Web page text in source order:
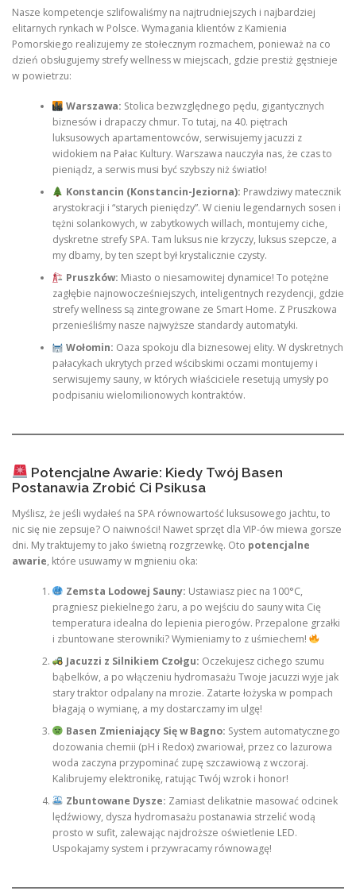
Nasze kompetencje szlifowaliśmy na najtrudniejszych i najbardziej
elitarnych rynkach w Polsce. Wymagania klientów z Kamienia
Pomorskiego realizujemy ze stołecznym rozmachem, ponieważ na co
dzień obsługujemy strefy wellness w miejscach, gdzie prestiż gęstnieje
w powietrzu:
Warszawa: Stolica bezwzględnego pędu, gigantycznych
biznesów i drapaczy chmur. To tutaj, na 40. piętrach
luksusowych apartamentowców, serwisujemy jacuzzi z
widokiem na Pałac Kultury. Warszawa nauczyła nas, że czas to
pieniądz, a serwis musi być szybszy niż światło!
Konstancin (Konstancin-Jeziorna): Prawdziwy matecznik
arystokracji i “starych pieniędzy”. W cieniu legendarnych sosen i
tężni solankowych, w zabytkowych willach, montujemy ciche,
dyskretne strefy SPA. Tam luksus nie krzyczy, luksus szepcze, a
my dbamy, by ten szept był krystalicznie czysty.
Pruszków: Miasto o niesamowitej dynamice! To potężne
zagłębie najnowocześniejszych, inteligentnych rezydencji, gdzie
strefy wellness są zintegrowane ze Smart Home. Z Pruszkowa
przenieśliśmy nasze najwyższe standardy automatyki.
Wołomin: Oaza spokoju dla biznesowej elity. W dyskretnych
pałacykach ukrytych przed wścibskimi oczami montujemy i
serwisujemy sauny, w których właściciele resetują umysły po
podpisaniu wielomilionowych kontraktów.
Potencjalne Awarie: Kiedy Twój Basen
Postanawia Zrobić Ci Psikusa
Myślisz, że jeśli wydałeś na SPA równowartość luksusowego jachtu, to
nic się nie zepsuje? O naiwności! Nawet sprzęt dla VIP-ów miewa gorsze
dni. My traktujemy to jako świetną rozgrzewkę. Oto potencjalne
awarie, które usuwamy w mgnieniu oka:
Zemsta Lodowej Sauny: Ustawiasz piec na 100°C,
pragniesz piekielnego żaru, a po wejściu do sauny wita Cię
temperatura idealna do lepienia pierogów. Przepalone grzałki
i zbuntowane sterowniki? Wymieniamy to z uśmiechem!
Jacuzzi z Silnikiem Czołgu: Oczekujesz cichego szumu
bąbelków, a po włączeniu hydromasażu Twoje jacuzzi wyje jak
stary traktor odpalany na mrozie. Zatarte łożyska w pompach
błagają o wymianę, a my dostarczamy im ulgę!
Basen Zmieniający Się w Bagno: System automatycznego
dozowania chemii (pH i Redox) zwariował, przez co lazurowa
woda zaczyna przypominać zupę szczawiową z wczoraj.
Kalibrujemy elektronikę, ratując Twój wzrok i honor!
Zbuntowane Dysze: Zamiast delikatnie masować odcinek
lędźwiowy, dysza hydromasażu postanawia strzelić wodą
prosto w sufit, zalewając najdroższe oświetlenie LED.
Uspokajamy system i przywracamy równowagę!